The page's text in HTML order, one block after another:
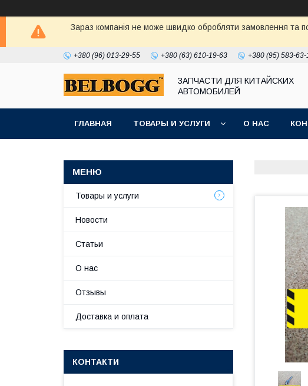
Зараз компанія не може швидко обробляти замовлення та
+380 (96) 013-29-55 +380 (63) 610-19-63 +380 (95) 583-63-
ЗАПЧАСТИ ДЛЯ КИТАЙСКИХ
АВТОМОБИЛЕЙ
ГЛАВНАЯ ТОВАРЫ И УСЛУГИ О НАС
Товары и услуги
Новости
Статьи
О нас
Отзывы
Доставка и оплата
КОНТАКТИ